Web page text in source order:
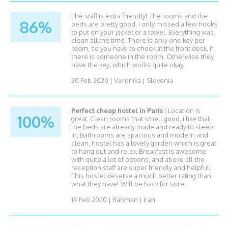
86%
The staff is extra friendly! The rooms and the
beds are pretty good, I only missed a few hooks
to put on your jacket or a towel. Everything was
clean all the time. There is only one key per
room, so you have to check at the front desk, if
there is someone in the room. Otherwise they
have the key, which works quite okay.
20 Feb 2020 | Veronika | Slovenia
100%
Perfect cheap hostel in Paris ! Location is
great, Clean rooms that smell good, i like that
the beds are already made and ready to sleep
in, Bathrooms are spacious and modern and
clean, hostel has a lovely garden which is great
to hang out and relax, Breakfast is awesome
with quite a lot of options, and above all the
reception staff are super friendly and helpful!
This hostel deserve a much better rating than
what they have! Will be back for sure!
14 Feb 2020 | Rahman | Iran